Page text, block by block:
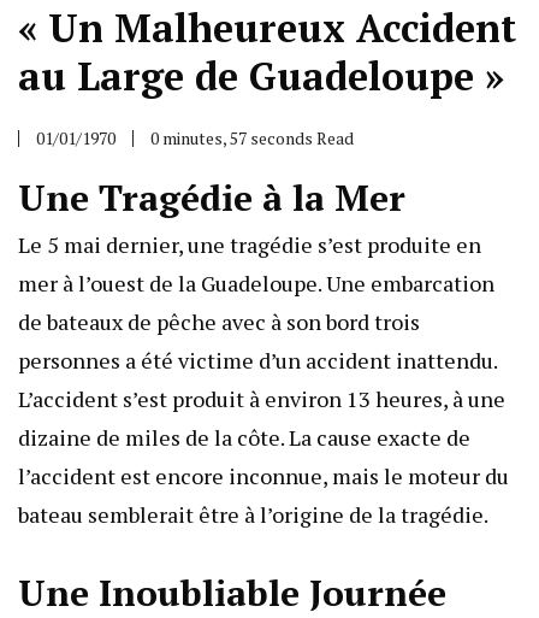
« Un Malheureux Accident
au Large de Guadeloupe »
01/01/1970 0 minutes, 57 seconds Read
Une Tragédie à la Mer
Le 5 mai dernier, une tragédie s’est produite en
mer à l’ouest de la Guadeloupe. Une embarcation
de bateaux de pêche avec à son bord trois
personnes a été victime d’un accident inattendu.
L’accident s’est produit à environ 13 heures, à une
dizaine de miles de la côte. La cause exacte de
l’accident est encore inconnue, mais le moteur du
bateau semblerait être à l’origine de la tragédie.
Une Inoubliable Journée